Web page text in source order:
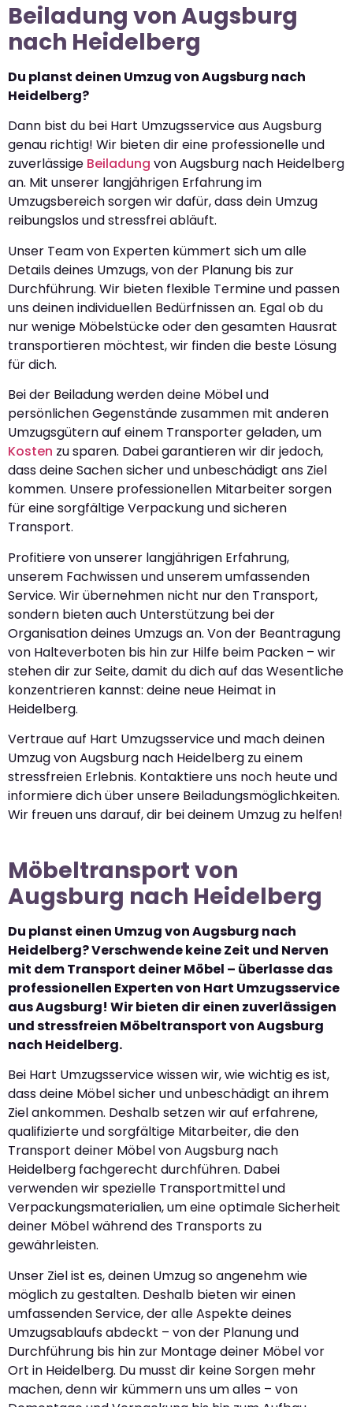
Beiladung von Augsburg
nach Heidelberg
Du planst deinen Umzug von Augsburg nach
Heidelberg?
Dann bist du bei Hart Umzugsservice aus Augsburg
genau richtig! Wir bieten dir eine professionelle und
zuverlässige Beiladung von Augsburg nach Heidelberg
an. Mit unserer langjährigen Erfahrung im
Umzugsbereich sorgen wir dafür, dass dein Umzug
reibungslos und stressfrei abläuft.
Unser Team von Experten kümmert sich um alle
Details deines Umzugs, von der Planung bis zur
Durchführung. Wir bieten flexible Termine und passen
uns deinen individuellen Bedürfnissen an. Egal ob du
nur wenige Möbelstücke oder den gesamten Hausrat
transportieren möchtest, wir finden die beste Lösung
für dich.
Bei der Beiladung werden deine Möbel und
persönlichen Gegenstände zusammen mit anderen
Umzugsgütern auf einem Transporter geladen, um
Kosten zu sparen. Dabei garantieren wir dir jedoch,
dass deine Sachen sicher und unbeschädigt ans Ziel
kommen. Unsere professionellen Mitarbeiter sorgen
für eine sorgfältige Verpackung und sicheren
Transport.
Profitiere von unserer langjährigen Erfahrung,
unserem Fachwissen und unserem umfassenden
Service. Wir übernehmen nicht nur den Transport,
sondern bieten auch Unterstützung bei der
Organisation deines Umzugs an. Von der Beantragung
von Halteverboten bis hin zur Hilfe beim Packen – wir
stehen dir zur Seite, damit du dich auf das Wesentliche
konzentrieren kannst: deine neue Heimat in
Heidelberg.
Vertraue auf Hart Umzugsservice und mach deinen
Umzug von Augsburg nach Heidelberg zu einem
stressfreien Erlebnis. Kontaktiere uns noch heute und
informiere dich über unsere Beiladungsmöglichkeiten.
Wir freuen uns darauf, dir bei deinem Umzug zu helfen!
Möbeltransport von
Augsburg nach Heidelberg
Du planst einen Umzug von Augsburg nach
Heidelberg? Verschwende keine Zeit und Nerven
mit dem Transport deiner Möbel – überlasse das
professionellen Experten von Hart Umzugsservice
aus Augsburg! Wir bieten dir einen zuverlässigen
und stressfreien Möbeltransport von Augsburg
nach Heidelberg.
Bei Hart Umzugsservice wissen wir, wie wichtig es ist,
dass deine Möbel sicher und unbeschädigt an ihrem
Ziel ankommen. Deshalb setzen wir auf erfahrene,
qualifizierte und sorgfältige Mitarbeiter, die den
Transport deiner Möbel von Augsburg nach
Heidelberg fachgerecht durchführen. Dabei
verwenden wir spezielle Transportmittel und
Verpackungsmaterialien, um eine optimale Sicherheit
deiner Möbel während des Transports zu
gewährleisten.
Unser Ziel ist es, deinen Umzug so angenehm wie
möglich zu gestalten. Deshalb bieten wir einen
umfassenden Service, der alle Aspekte deines
Umzugsablaufs abdeckt – von der Planung und
Durchführung bis hin zur Montage deiner Möbel vor
Ort in Heidelberg. Du musst dir keine Sorgen mehr
machen, denn wir kümmern uns um alles – von